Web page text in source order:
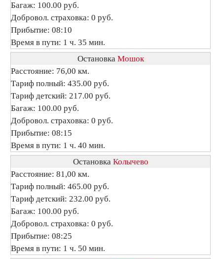
Багаж: 100.00 руб.
Добровол. страховка: 0 руб.
Прибытие: 08:10
Время в пути: 1 ч. 35 мин.
Остановка Мошок
Расстояние: 76,00 км.
Тариф полный: 435.00 руб.
Тариф детский: 217.00 руб.
Багаж: 100.00 руб.
Добровол. страховка: 0 руб.
Прибытие: 08:15
Время в пути: 1 ч. 40 мин.
Остановка Колычево
Расстояние: 81,00 км.
Тариф полный: 465.00 руб.
Тариф детский: 232.00 руб.
Багаж: 100.00 руб.
Добровол. страховка: 0 руб.
Прибытие: 08:25
Время в пути: 1 ч. 50 мин.